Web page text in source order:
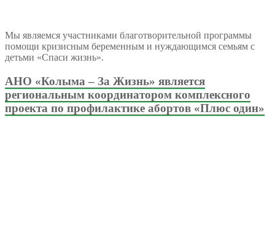
Мы являемся участниками благотворительной программы
помощи кризисным беременным и нуждающимся семьям с
детьми «Спаси жизнь».
АНО «Колыма – За Жизнь» является
региональным координатором комплексного
проекта по профилактике абортов «Плюс один»